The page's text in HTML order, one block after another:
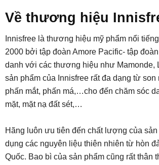
Về thương hiệu
Innisfree là thương hiệu mỹ phẩm nổi
2000 bởi tập đoàn Amore Pacific- tập
danh với các thương hiệu như
sản phẩm của Innisfree rất đa dạng từ son
phấn mắt, phấn má,…cho đến chăm sóc
mặt, mặt nạ đất sét,…
Hãng luôn ưu tiên đến chất lượng của
dụng các nguyên liệu thiên nhiên từ hòn
Quốc. Bao bì của sản phẩm cũng rất thân